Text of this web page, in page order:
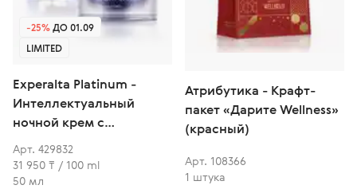
-25%ДО 01.09
LIMITED
Experalta Platinum -
Интеллектуальный
ночной крем с
мелатонином
Арт. 429832
31 950 ₸ / 100 ml
50 мл
Атрибутика - Крафт-
пакет «Дарите Wellness»
(красный)
Арт. 108366
1 штука